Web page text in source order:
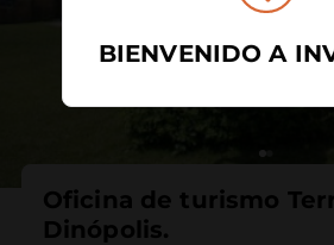
Oficina de turismo
Dinópolis.
BIENVENIDO A